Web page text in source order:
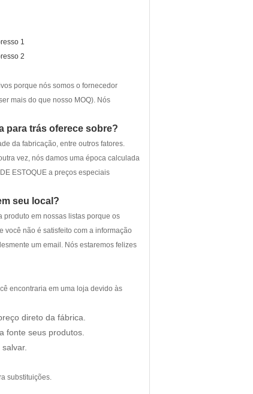
porque nós somos o fornecedor
mais do que nosso MOQ). Nós
para trás oferece sobre?
da fabricação, entre outros fatores.
vez, nós damos uma época calculada
ESTOQUE a preços especiais
seu local?
produto em nossas listas porque os
você não é satisfeito com a informação
um email. Nós estaremos felizes
encontraria em uma loja devido às
direto da fábrica.
fonte seus produtos.
substituições.